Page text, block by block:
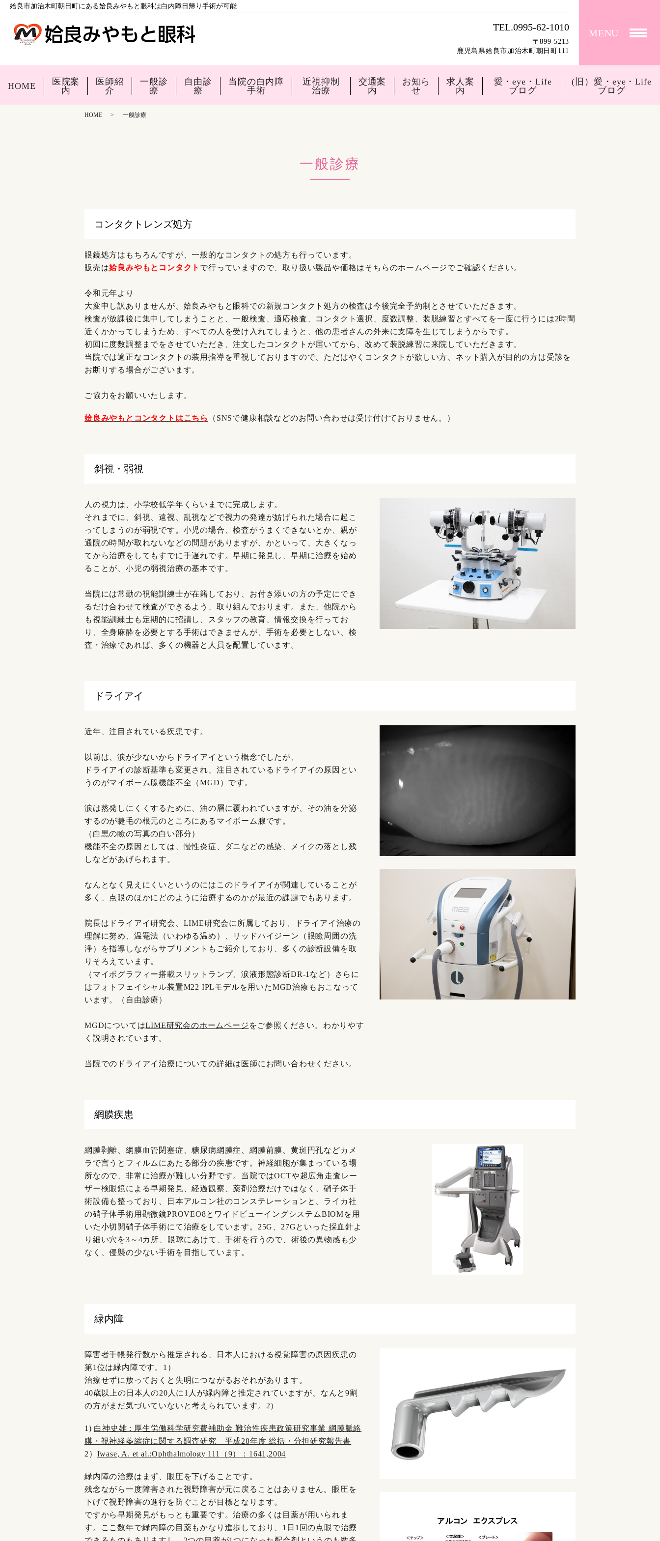
姶良市加治木町朝日町にある姶良みやもと眼科は白内障日帰り手術が可能
TEL.0995-62-1010
〒899-5213
鹿児島県姶良市加治木町朝日町111
MENU
HOME
医院案
内
医師紹
介
一般診
療
自由診
療
当院の白内障
手術
近視抑制
治療
交通案
内
お知ら
せ
求人案
内
愛・eye・Life
ブログ
(旧）愛・eye・Life
ブログ
HOME 一般診療
一般診療
コンタクトレンズ処方
眼鏡処方はもちろんですが、一般的なコンタクトの処方も行っています。
販売は姶良みやもとコンタクト で行っていますので、取り扱い製品や価格はそちらのホームページでご確認ください。
令和元年より
大変申し訳ありませんが、姶良みやもと眼科での新規コンタクト処方の検査は今後完全予約制とさせていただきます。
検査が放課後に集中してしまうことと、一般検査、適応検査、コンタクト選択、度数調整、装脱練習とすべてを一度に行うには2時間
近くかかってしまうため、すべての人を受け入れてしまうと、他の患者さんの外来に支障を生じてしまうからです。
初回に度数調整までをさせていただき、注文したコンタクトが届いてから、改めて装脱練習に来院していただきます。
当院では適正なコンタクトの装用指導を重視しておりますので、ただはやくコンタクトが欲しい方、ネット購入が目的の方は受診を
お断りする場合がございます。
ご協力をお願いいたします。
姶良みやもとコンタクトはこちら （SNSで健康相談などのお問い合わせは受け付けておりません。）
斜視・弱視
人の視力は、小学校低学年くらいまでに完成します。
それまでに、斜視、遠視、乱視などで視力の発達が妨げられた場合に起こ
ってしまうのが弱視です。小児の場合、検査がうまくできないとか、親が
通院の時間が取れないなどの問題がありますが、かといって、大きくなっ
てから治療をしてもすでに手遅れです。早期に発見し、早期に治療を始め
ることが、小児の弱視治療の基本です。
当院には常勤の視能訓練士が在籍しており、お付き添いの方の予定にでき
るだけ合わせて検査ができるよう、取り組んでおります。また、他院から
も視能訓練士も定期的に招請し、スタッフの教育、情報交換を行ってお
り、全身麻酔を必要とする手術はできませんが、手術を必要としない、検
査・治療であれば、多くの機器と人員を配置しています。
ドライアイ
近年、注目されている疾患です。
以前は、涙が少ないからドライアイという概念でしたが、
ドライアイの診断基準も変更され、注目されているドライアイの原因とい
うのがマイボーム腺機能不全（MGD）です。
涙は蒸発しにくくするために、油の層に覆われていますが、その油を分泌
するのが睫毛の根元のところにあるマイボーム腺です。
（白黒の瞼の写真の白い部分）
機能不全の原因としては、慢性炎症、ダニなどの感染、メイクの落とし残
しなどがあげられます。
なんとなく見えにくいというのにはこのドライアイが関連していることが
多く、点眼のほかにどのように治療するのかが最近の課題でもあります。
院長はドライアイ研究会、LIME研究会に所属しており、ドライアイ治療の
理解に努め、温罨法（いわゆる温め）、リッドハイジーン（眼瞼周囲の洗
浄）を指導しながらサプリメントもご紹介しており、多くの診断設備を取
りそろえています。
（マイボグラフィー搭載スリットランプ、涙液形態診断DR-1など）さらに
はフォトフェイシャル装置M22 IPLモデルを用いたMGD治療もおこなって
います。（自由診療）
MGDについてはLIME研究会のホームページ をご参照ください。わかりやす
く説明されています。
当院でのドライアイ治療についての詳細は医師にお問い合わせください。
網膜疾患
網膜剥離、網膜血管閉塞症、糖尿病網膜症、網膜前膜、黄斑円孔などカメ
ラで言うとフィルムにあたる部分の疾患です。神経細胞が集まっている場
所なので、非常に治療が難しい分野です。当院ではOCTや超広角走査レー
ザー検眼鏡による早期発見、経過観察、薬剤治療だけではなく、硝子体手
術設備も整っており、日本アルコン社のコンステレーションと、ライカ社
の硝子体手術用顕微鏡PROVEO8とワイドビューイングシステムBIOMを用
いた小切開硝子体手術にて治療をしています。25G、27Gといった採血針よ
り細い穴を3～4カ所、眼球にあけて、手術を行うので、術後の異物感も少
なく、侵襲の少ない手術を目指しています。
緑内障
障害者手帳発行数から推定される、日本人における視覚障害の原因疾患の
第1位は緑内障です。1）
治療せずに放っておくと失明につながるおそれがあります。
40歳以上の日本人の20人に1人が緑内障と推定されていますが、なんと9割
の方がまだ気づいていないと考えられています。2）
1) 白神史雄 : 厚生労働科学研究費補助金 難治性疾患政策研究事業 網膜脈絡
膜・視神経萎縮症に関する調査研究 平成28年度 総括・分担研究報告書
2） Iwase, A. et al.:Ophthalmology 111（9）：1641,2004
緑内障の治療はまず、眼圧を下げることです。
残念ながら一度障害された視野障害が元に戻ることはありません。眼圧を
下げて視野障害の進行を防ぐことが目標となります。
ですから早期発見がもっとも重要です。治療の多くは目薬が用いられま
す。ここ数年で緑内障の目薬もかなり進歩しており、1日1回の点眼で治療